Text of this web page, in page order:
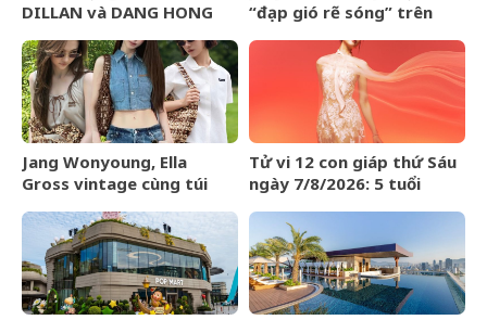
DILLAN và DANG HONG
“đạp gió rẽ sóng” trên
2/2026
Jang Wonyoung, Ella
Gross vintage cùng túi
Tử vi 12 con giáp thứ Sáu
ngày 7/8/2026: 5 tuổi